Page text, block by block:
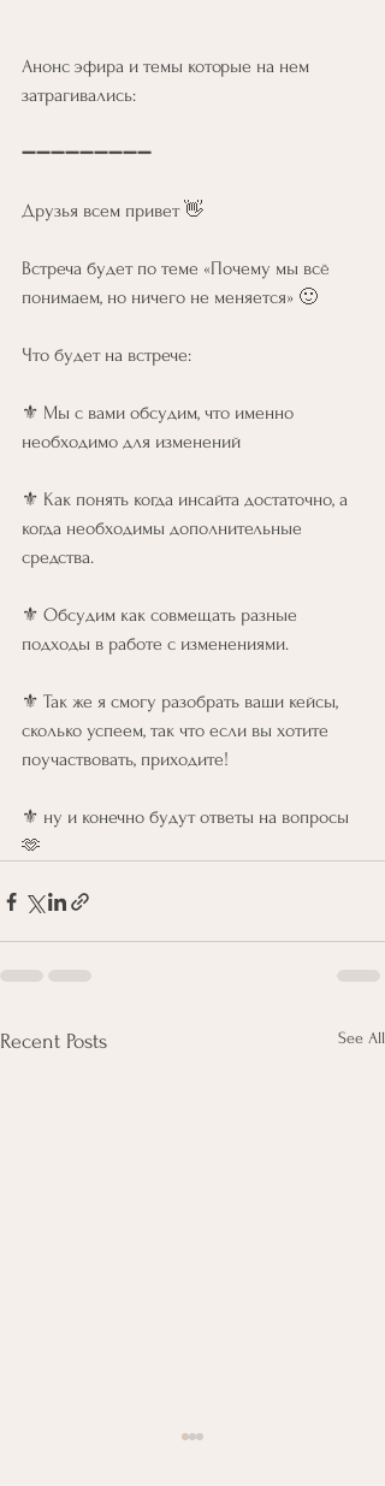
Анонс эфира и темы которые на нем
затрагивались:
➖➖➖➖➖➖➖➖➖
Друзья всем привет 👋
Встреча будет по теме «Почему мы всё
понимаем, но ничего не меняется» 🙂
Что будет на встрече:
⚜️ Мы с вами обсудим, что именно
необходимо для изменений
⚜️ Как понять когда инсайта достаточно, а
когда необходимы дополнительные
средства.
⚜️ Обсудим как совмещать разные
подходы в работе с изменениями.
⚜️ Так же я смогу разобрать ваши кейсы,
сколько успеем, так что если вы хотите
поучаствовать, приходите!
⚜️ ну и конечно будут ответы на вопросы
🫶
Recent Posts See All